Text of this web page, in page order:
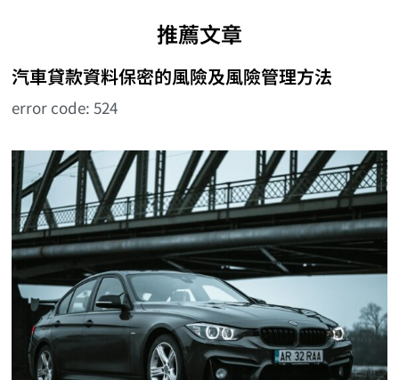
推薦文章
汽車貸款資料保密的風險及風險管理方法
error code: 524